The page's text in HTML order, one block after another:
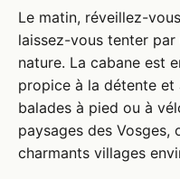
Le matin, réveillez-
laissez-vous tenter
nature. La cabane est
propice à la détente
balades à pied ou à
paysages des
charmants villages